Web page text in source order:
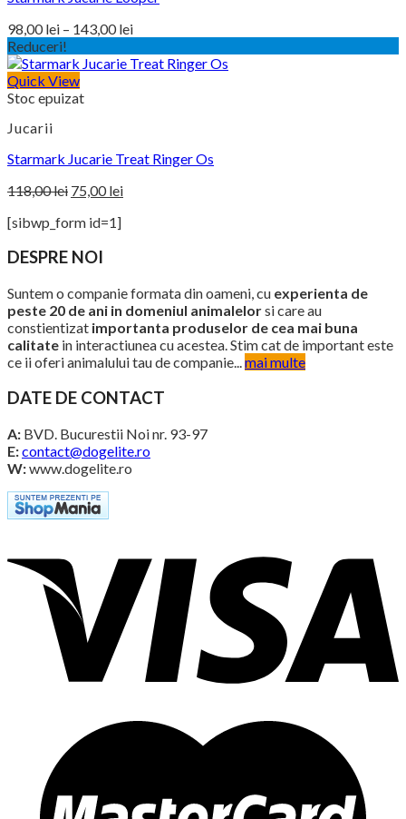
98,00lei – 143,00leiInterval
prețuri:
Reduceri!
Quick View
Stoc epuizat
Jucarii
Starmark Jucarie Treat Ringer Os
118,00lei Prețul
a
118,00 lei.
75,00leiPrețul
[sibwp_form id=1]
DESPRE NOI
Suntem o companie formata din oameni, cu experienta de
peste 20 de ani in domeniul animalelorsi care au
constientizat importanta produselor de cea mai buna
calitate in interactiunea cu acestea. Stim cat de important este
ce ii oferi animalului tau de companie...mai multe
DATE DE CONTACT
A: BVD. Bucurestii Noi nr. 93-97
E:contact@dogelite.ro
W:www.dogelite.ro